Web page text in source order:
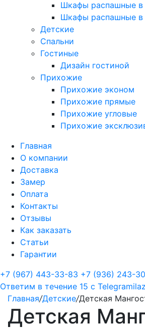
Шкафы распашные в
Шкафы распашные в
Детские
Спальни
Гостиные
Дизайн гостиной
Прихожие
Прихожие эконом
Прихожие прямые
Прихожие угловые
Прихожие
Главная
О компании
Доставка
Замер
Оплата
Контакты
Отзывы
Как заказать
Статьи
Гарантии
+7 (967) 443-33-83 +7 (936) 243-
Ответим в течение 15 с Telegram
Главная/Детские/Детская
Детская